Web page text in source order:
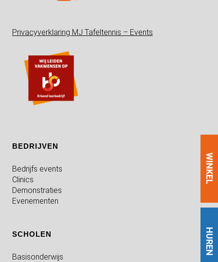
HUREN
WINKEL
Privacyverklaring MJ Tafeltennis – Events
BEDRIJVEN
Bedrijfs events
Clinics
Demonstraties
Evenementen
SCHOLEN
Basisonderwijs